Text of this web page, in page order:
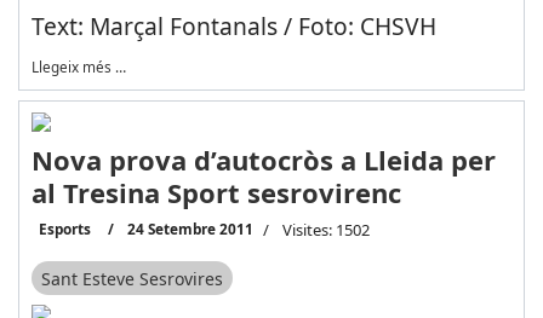
Text: Marçal Fontanals / Foto: CHSVH
Llegeix més …
Nova prova d’autocròs a Lleida per
al Tresina Sport sesrovirenc
Esports 24 Setembre 2011 Visites: 1502
Sant Esteve Sesrovires